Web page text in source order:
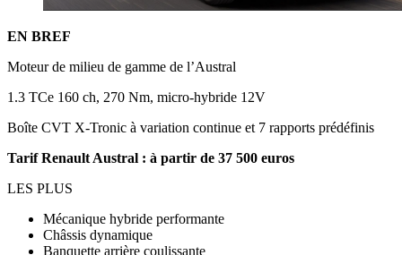
EN BREF
Moteur de milieu de gamme de l’Austral
1.3 TCe 160 ch, 270 Nm, micro-hybride 12V
Boîte CVT X-Tronic à variation continue et 7 rapports prédéfinis
Tarif Renault Austral : à partir de 37 500 euros
LES PLUS
Mécanique hybride performante
Châssis dynamique
Banquette arrière coulissante